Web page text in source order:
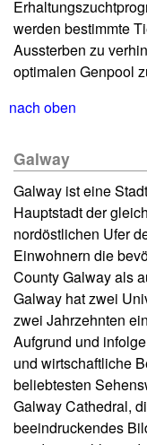
werden bestimmte
Aussterben zu
optimalen Genpool
nach oben
Galway
Galway ist eine
Hauptstadt der
nordöstlichen Ufer
Einwohnern die
County Galway als
Galway hat zwei
zwei Jahrzehnten
Aufgrund und
und wirtschaftliche
beliebtesten
Galway Cathedral,
beeindruckendes